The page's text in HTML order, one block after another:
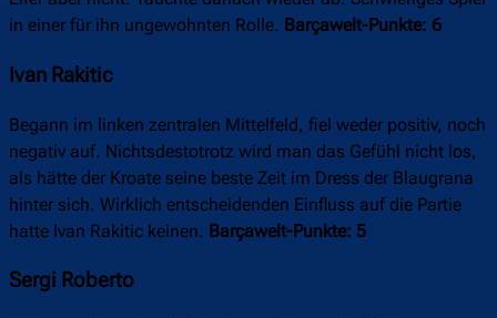
in einer für ihn ungewohnten Rolle. Barçawelt-Punkte: 6
Ivan Rakitic
Begann im linken zentralen Mittelfeld, fiel weder positiv, noch
negativ auf. Nichtsdestotrotz wird man das Gefühl nicht los,
als hätte der Kroate seine beste Zeit im Dress der Blaugrana
hinter sich. Wirklich entscheidenden Einfluss auf die Partie
hatte Ivan Rakitic keinen. Barçawelt-Punkte: 5
Sergi Roberto